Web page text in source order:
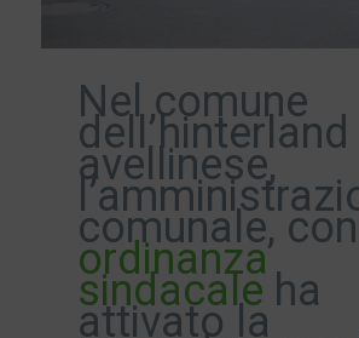
Nel comune
dell’hinterland
avellinese,
comunale, con
ordinanza
sindacaleha
attivato la